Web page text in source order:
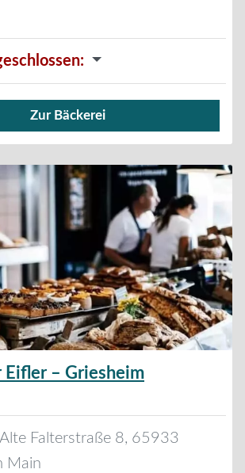
:
Zur Bäckerei
Eifler – Griesheim
Alte Falterstraße 8, 65933
Main